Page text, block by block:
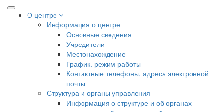
О центре
Информация о центре
Основные сведения
Учредители
Местонахождение
График, режим работы
Контактные телефоны, адреса электронной
почты
Структура и органы управления
Информация о структуре и об органах